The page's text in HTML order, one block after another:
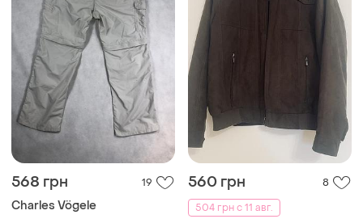
568 грн 19
Charles Vögele
560 грн
8
504 грн с 11 авг.